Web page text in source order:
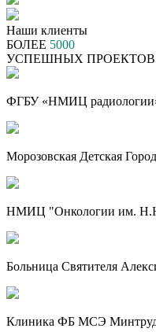
Наши клиенты
БОЛЕЕ 5000
УСПЕШНЫХ ПРОЕКТОВ
ФГБУ «НМИЦ
Морозовская Детская
НМИЦ "Онкологии им.
Больница Святителя
Клиника ФБ МСЭ